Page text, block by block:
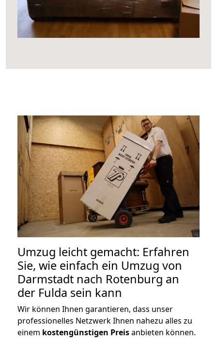
Umzug leicht gemacht: Erfahren
Sie, wie einfach ein Umzug von
Darmstadt nach Rotenburg an
der Fulda sein kann
Wir können Ihnen garantieren, dass unser
professionelles Netzwerk Ihnen nahezu alles zu
einem kostengünstigen Preisanbieten können.